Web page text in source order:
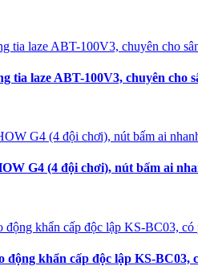
tia laze ABT-100V3, chuyên
G4 (4 đội chơi), nút bấm ai
động khẩn cấp độc lập KS-BC03,